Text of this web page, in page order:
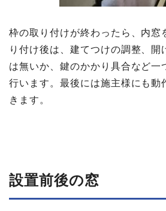
枠の取り付けが終わったら、内窓
り付け後は、建てつけの調整、開
は無いか、鍵のかかり具合など一
行います。最後には施主様にも動
きます。
設置前後の​窓